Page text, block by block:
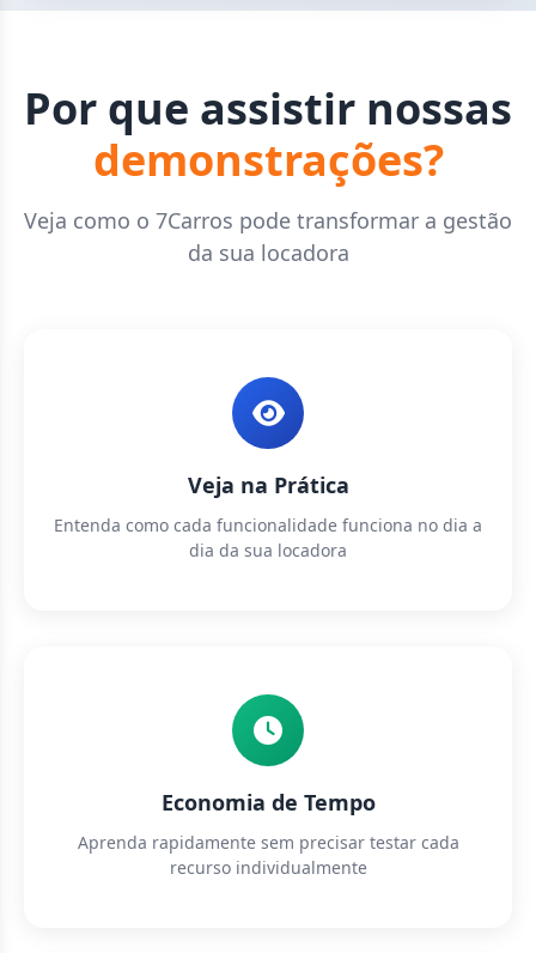
Por que assistir nossas
demonstrações?
Veja como o 7Carros pode transformar a gestão
da sua locadora
Veja na Prática
Entenda como cada funcionalidade funciona no dia a
dia da sua locadora
Economia de Tempo
Aprenda rapidamente sem precisar testar cada
recurso individualmente